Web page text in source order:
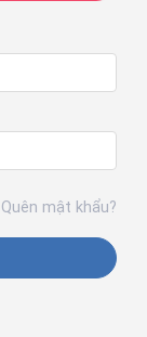
Quên mật khẩu?